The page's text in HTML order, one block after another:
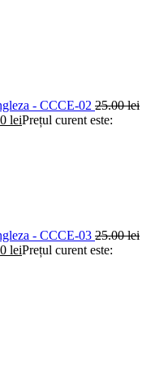
- CCCE-02 25.00lei
leiPrețul curent este:
- CCCE-03 25.00lei
leiPrețul curent este: